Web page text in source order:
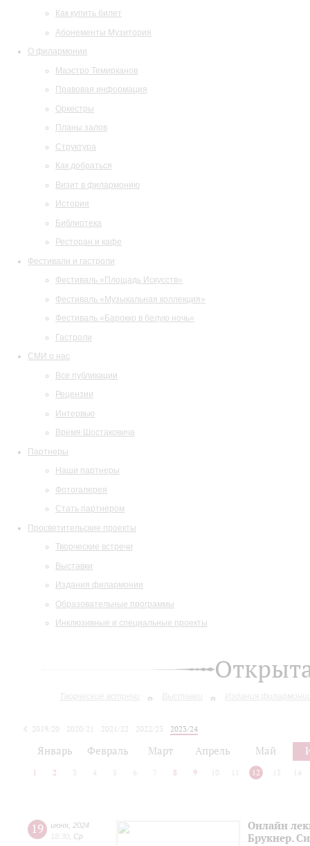
Как купить билет
Абонементы Музитория
О филармонии
Маэстро Темирканов
Правовая информация
Оркестры
Планы залов
Структура
Как добраться
Визит в филармонию
История
Библиотека
Ресторан и кафе
Фестивали и гастроли
Фестиваль «Площадь Искусств»
Фестиваль «Музыкальная коллекция»
Фестиваль «Барокко в белую ночь»
Гастроли
СМИ о нас
Все публикации
Рецензии
Интервью
Время Шостаковича
Партнеры
Наши партнеры
Фотогалерея
Стать партнером
Просветительские проекты
Творческие встречи
Выставки
Издания филармонии
Образовательные программы
Инклюзивные и специальные проекты
Творческие встречи Выставки Издания
2019/20 2020/21 2021/22 2022/23
2023/24
Январь Февраль Март Апрель Май
1 2 3 4 5 6 7 8 9 10 12 13 14
19 июня 2024
18:30 Ср
Онлайн
Брукнер.